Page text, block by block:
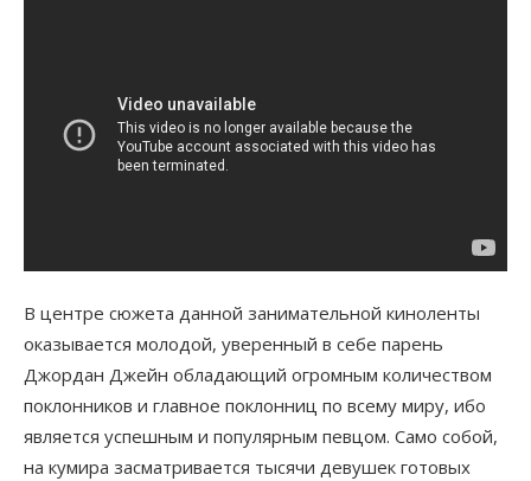
В центре сюжета данной занимательной киноленты
оказывается молодой, уверенный в себе парень
Джордан Джейн обладающий огромным количеством
поклонников и главное поклонниц по всему миру, ибо
является успешным и популярным певцом. Само собой,
на кумира засматривается тысячи девушек готовых